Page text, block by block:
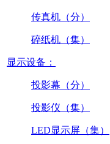
传真机（分）
碎纸机（集）
显示设备：
投影幕（分）
投影仪（集）
LED显示屏（集）